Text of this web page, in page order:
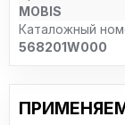
MOBIS
Каталожный
568201W000